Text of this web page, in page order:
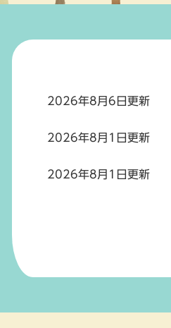
2026年8月6日更新
2026年8月1日更新
2026年8月1日更新